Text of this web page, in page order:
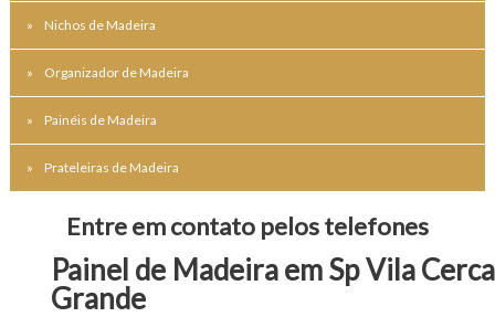
Nichos de Madeira
Organizador de Madeira
Painéis de Madeira
Prateleiras de Madeira
Entre em contato pelos telefones
Painel de Madeira em Sp Vila
Grande